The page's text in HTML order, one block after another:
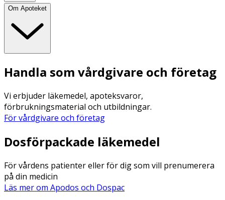
Om Apoteket
Handla som vårdgivare och företag
Vi erbjuder läkemedel, apoteksvaror,
förbrukningsmaterial och utbildningar.
För vårdgivare och företag
Dosförpackade läkemedel
För vårdens patienter eller för dig som vill prenumerera
på din medicin
Läs mer om Apodos och Dospac